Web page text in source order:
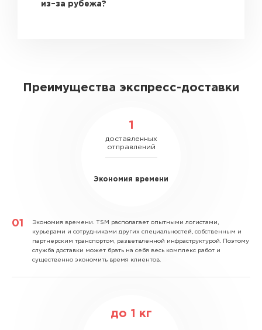
из–за рубежа?
Преимущества экспресс-доставки
1
доставленных
отправлений
Экономия времени
Экономия времени. TSM располагает опытными логистами,
курьерами и сотрудниками других специальностей, собственным и
партнерским транспортом, разветвленной инфраструктурой. Поэтому
служба доставки может брать на себя весь комплекс работ и
существенно экономить время клиентов.
до 1 кг